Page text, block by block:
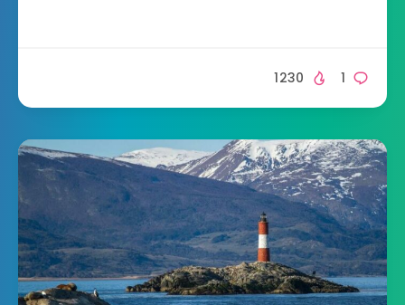
1
1230